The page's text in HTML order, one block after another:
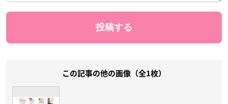
この記事の他の画像（全1枚）